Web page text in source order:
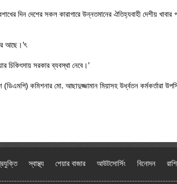
দিন দেশের সকল কারাগারে উন্নতমানের ঐতিহ্যবাহী দেশীয়
আছে।’ৎ
চিকিৎসায় সরকার ব্যবস্থা নেবে।’
(ডিএমপি) কমিশনার মো. আছাদুজ্জামান মিয়াসহ উর্ধ্বতন কর্মকর্তারা
স্বাস্থ্য শেয়ার বাজার আউটসোর্সিং বিনোদন